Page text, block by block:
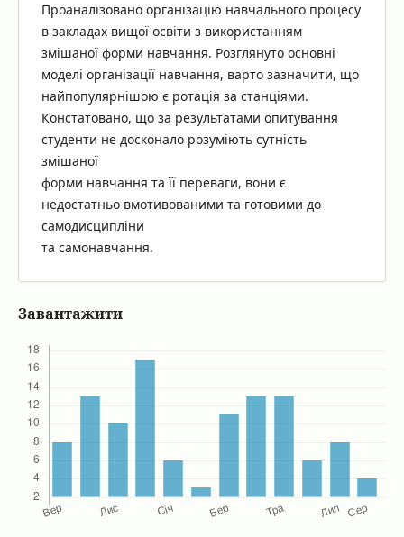
Проаналізовано організацію навчального процесу
в закладах вищої освіти з використанням
змішаної форми навчання. Розглянуто основні
моделі організації навчання, варто зазначити, що
найпопулярнішою є ротація за станціями.
Констатовано, що за результатами опитування
студенти не досконало розуміють сутність
змішаної
форми навчання та її переваги, вони є
недостатньо вмотивованими та готовими до
самодисципліни
та самонавчання.
Завантажити